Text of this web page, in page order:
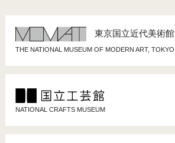
東京国立近代美術館
THE NATIONAL MUSEUM OF MODERN ART, TOKYO
NATIONAL CRAFTS MUSEUM